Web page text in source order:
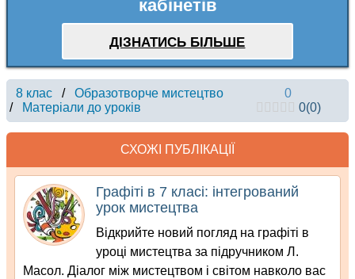
кабінетів
ДІЗНАТИСЬ БІЛЬШЕ
8 клас /
Образотворче мистецтво
/
Матеріали до уроків
0
0(0)
СХОЖІ ПУБЛІКАЦІЇ
Графіті в 7 класі: інтегрований
урок мистецтва
Відкрийте новий погляд на графіті в
уроці мистецтва за підручником Л.
Масол. Діалог між мистецтвом і світом навколо вас